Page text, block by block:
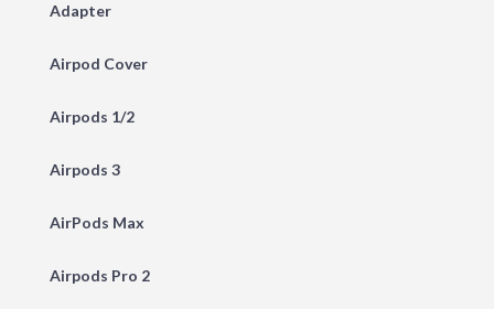
Adapter
Airpod Cover
Airpods 1/2
Airpods 3
AirPods Max
Airpods Pro 2